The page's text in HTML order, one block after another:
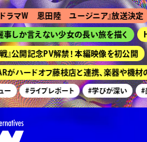
マＷ 恩田陸 ユージニア』放送決定
しか言えない少女の長い旅を描く
開記念PV解禁！ 本編映像を初公開
ハードオフ藤枝店と連携、楽器や機材
#ライブレポート #学びが深い #美